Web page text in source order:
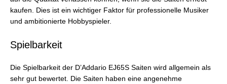
kaufen. Dies ist ein wichtiger Faktor für professionelle Musiker
und ambitionierte Hobbyspieler.
Spielbarkeit
Die Spielbarkeit der D’Addario EJ65S Saiten wird allgemein als
sehr gut bewertet. Die Saiten haben eine angenehme